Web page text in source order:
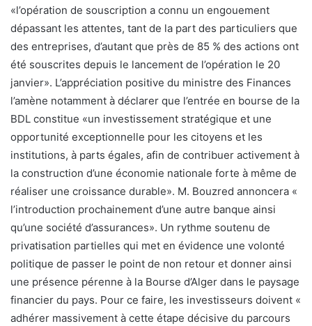
«l’opération de souscription a connu un engouement
dépassant les attentes, tant de la part des particuliers que
des entreprises, d’autant que près de 85 % des actions ont
été souscrites depuis le lancement de l’opération le 20
janvier». L’appréciation positive du ministre des Finances
l’amène notamment à déclarer que l’entrée en bourse de la
BDL constitue «un investissement stratégique et une
opportunité exceptionnelle pour les citoyens et les
institutions, à parts égales, afin de contribuer activement à
la construction d’une économie nationale forte à même de
réaliser une croissance durable». M. Bouzred annoncera «
l’introduction prochainement d’une autre banque ainsi
qu’une société d’assurances». Un rythme soutenu de
privatisation partielles qui met en évidence une volonté
politique de passer le point de non retour et donner ainsi
une présence pérenne à la Bourse d’Alger dans le paysage
financier du pays. Pour ce faire, les investisseurs doivent «
adhérer massivement à cette étape décisive du parcours